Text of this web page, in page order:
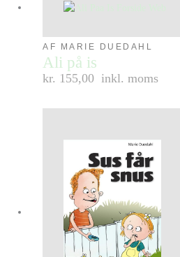
AF MARIE DUEDAHL
Ali på is
kr. 155,00 inkl. moms